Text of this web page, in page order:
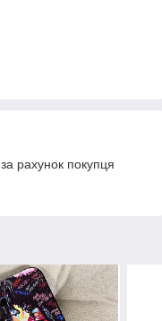
рахунок покупця